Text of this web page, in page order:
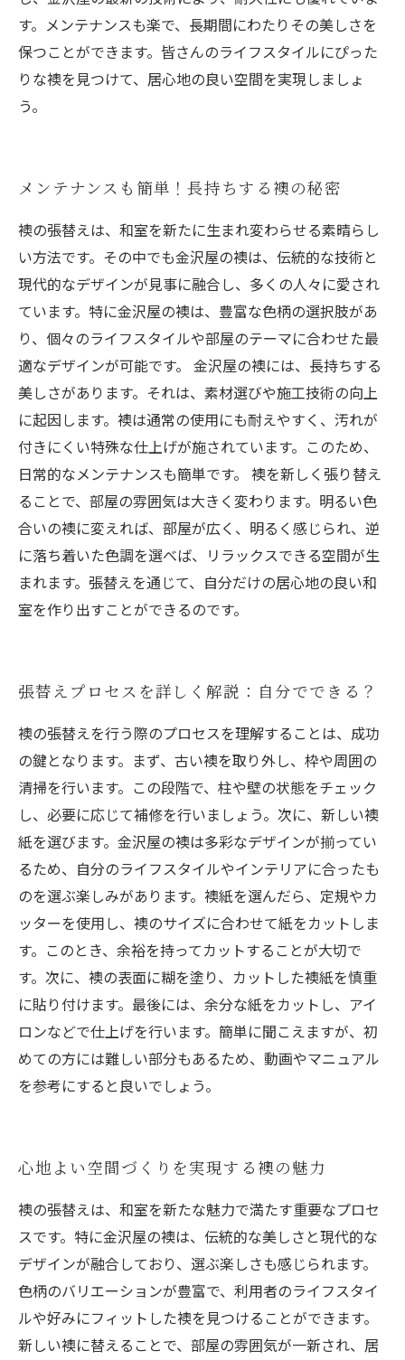
す。メンテナンスも楽で、長期間にわたりその美しさを
保つことができます。皆さんのライフスタイルにぴった
りな襖を見つけて、居心地の良い空間を実現しましょ
う。
メンテナンスも簡単！長持ちする襖の秘密
襖の張替えは、和室を新たに生まれ変わらせる素晴らし
い方法です。その中でも金沢屋の襖は、伝統的な技術と
現代的なデザインが見事に融合し、多くの人々に愛され
ています。特に金沢屋の襖は、豊富な色柄の選択肢があ
り、個々のライフスタイルや部屋のテーマに合わせた最
適なデザインが可能です。 金沢屋の襖には、長持ちする
美しさがあります。それは、素材選びや施工技術の向上
に起因します。襖は通常の使用にも耐えやすく、汚れが
付きにくい特殊な仕上げが施されています。このため、
日常的なメンテナンスも簡単です。 襖を新しく張り替え
ることで、部屋の雰囲気は大きく変わります。明るい色
合いの襖に変えれば、部屋が広く、明るく感じられ、逆
に落ち着いた色調を選べば、リラックスできる空間が生
まれます。張替えを通じて、自分だけの居心地の良い和
室を作り出すことができるのです。
張替えプロセスを詳しく解説：自分でできる？
襖の張替えを行う際のプロセスを理解することは、成功
の鍵となります。まず、古い襖を取り外し、枠や周囲の
清掃を行います。この段階で、柱や壁の状態をチェック
し、必要に応じて補修を行いましょう。次に、新しい襖
紙を選びます。金沢屋の襖は多彩なデザインが揃ってい
るため、自分のライフスタイルやインテリアに合ったも
のを選ぶ楽しみがあります。襖紙を選んだら、定規やカ
ッターを使用し、襖のサイズに合わせて紙をカットしま
す。このとき、余裕を持ってカットすることが大切で
す。次に、襖の表面に糊を塗り、カットした襖紙を慎重
に貼り付けます。最後には、余分な紙をカットし、アイ
ロンなどで仕上げを行います。簡単に聞こえますが、初
めての方には難しい部分もあるため、動画やマニュアル
を参考にすると良いでしょう。
心地よい空間づくりを実現する襖の魅力
襖の張替えは、和室を新たな魅力で満たす重要なプロセ
スです。特に金沢屋の襖は、伝統的な美しさと現代的な
デザインが融合しており、選ぶ楽しさも感じられます。
色柄のバリエーションが豊富で、利用者のライフスタイ
ルや好みにフィットした襖を見つけることができます。
新しい襖に替えることで、部屋の雰囲気が一新され、居